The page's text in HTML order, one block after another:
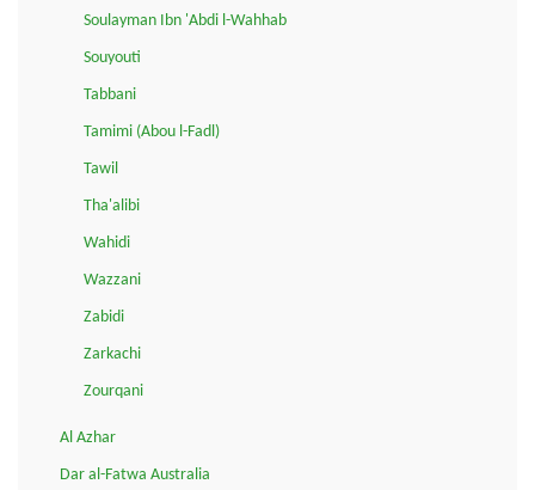
Soulayman Ibn 'Abdi l-Wahhab
Souyouti
Tabbani
Tamimi (Abou l-Fadl)
Tawil
Tha'alibi
Wahidi
Wazzani
Zabidi
Zarkachi
Zourqani
Al Azhar
Dar al-Fatwa Australia